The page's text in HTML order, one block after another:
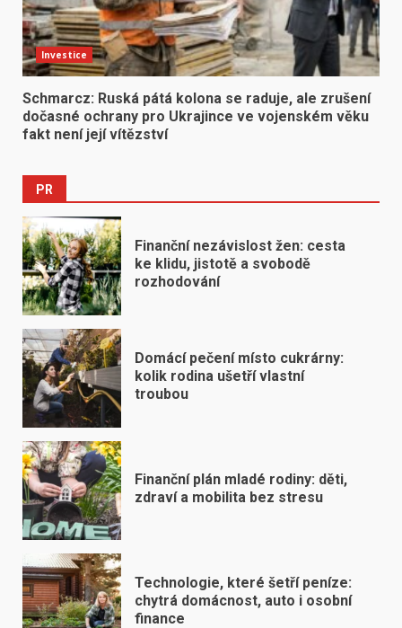
Investice
Schmarcz: Ruská pátá kolona se raduje, ale zrušení
dočasné ochrany pro Ukrajince ve vojenském věku
fakt není její vítězství
PR
Finanční nezávislost žen: cesta
ke klidu, jistotě a svobodě
rozhodování
Domácí pečení místo cukrárny:
kolik rodina ušetří vlastní
troubou
Finanční plán mladé rodiny: děti,
zdraví a mobilita bez stresu
Technologie, které šetří peníze:
chytrá domácnost, auto i osobní
finance